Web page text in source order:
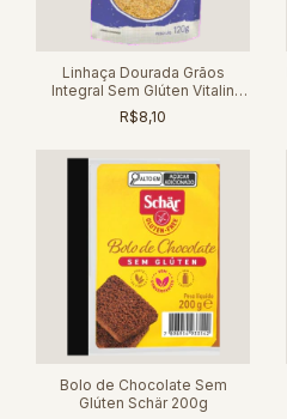
Linhaça Dourada Grãos
Integral Sem Glúten Vitalin
120g
R$8,10
Bolo de Chocolate Sem
Glúten Schär 200g